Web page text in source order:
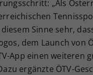
„Als
Sinne sehr,
dem Launch von
App einen weiteren
ergänzte ÖTV-